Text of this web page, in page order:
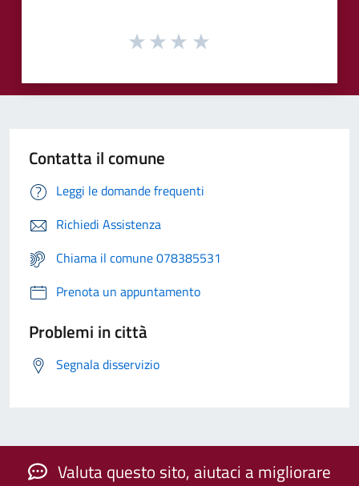
Contatta il comune
Leggi le domande frequenti
Richiedi Assistenza
Chiama il comune 078385531
Prenota un appuntamento
Problemi in città
Segnala disservizio
Valuta questo sito, aiutaci a migliorare